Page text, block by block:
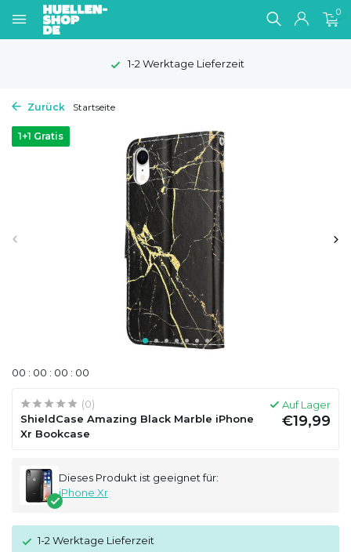
0
1-2 Werktage Lieferzeit
Zurück Startseite
1+1 Gratis
00 : 00 : 00 : 00
(0)
ShieldCase Amazing Black Marble iPhone
Xr Bookcase
Auf Lager
€19,99
Dieses Produkt ist geeignet für:
iPhone Xr
1-2 Werktage Lieferzeit